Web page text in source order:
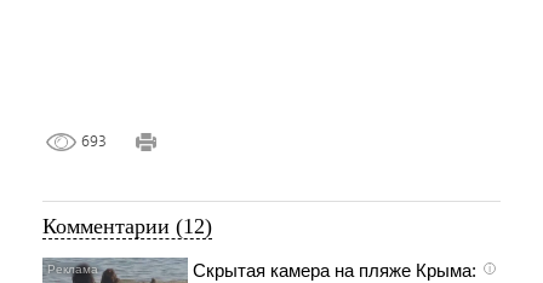
693
Комментарии (12)
i
Скрытая камера на пляже Крыма: